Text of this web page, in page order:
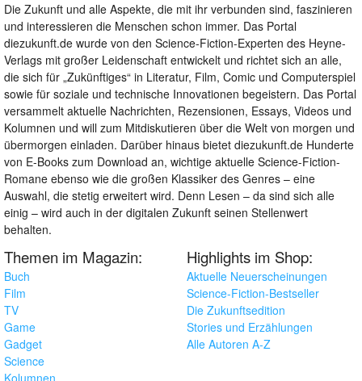
Die Zukunft und alle Aspekte, die mit ihr verbunden sind, faszinieren
und interessieren die Menschen schon immer. Das Portal
diezukunft.de wurde von den Science-Fiction-Experten des Heyne-
Verlags mit großer Leidenschaft entwickelt und richtet sich an alle,
die sich für „Zukünftiges“ in Literatur, Film, Comic und Computerspiel
sowie für soziale und technische Innovationen begeistern. Das Portal
versammelt aktuelle Nachrichten, Rezensionen, Essays, Videos und
Kolumnen und will zum Mitdiskutieren über die Welt von morgen und
übermorgen einladen. Darüber hinaus bietet diezukunft.de Hunderte
von E-Books zum Download an, wichtige aktuelle Science-Fiction-
Romane ebenso wie die großen Klassiker des Genres – eine
Auswahl, die stetig erweitert wird. Denn Lesen – da sind sich alle
einig – wird auch in der digitalen Zukunft seinen Stellenwert
behalten.
Themen im Magazin:
Buch
Film
TV
Game
Gadget
Science
Kolumnen
Highlights im Shop:
Aktuelle Neuerscheinungen
Science-Fiction-Bestseller
Die Zukunftsedition
Stories und Erzählungen
Alle Autoren A-Z